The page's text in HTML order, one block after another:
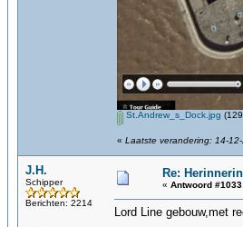
St.Andrew_s_Dock.jpg
« Laatste verandering: 14-
J.H.
Schipper
Berichten: 2214
Re:
« Antwoord
Lord Line gebouw,met